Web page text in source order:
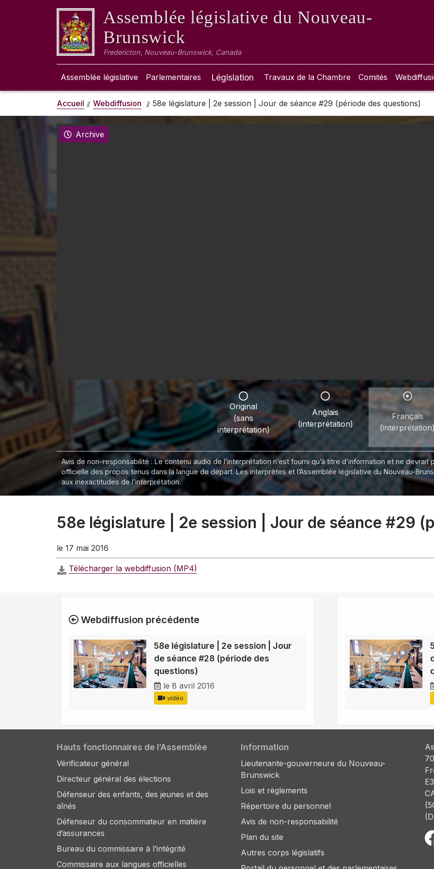
Assemblée législative du Nouveau-
Brunswick
Fredericton, Nouveau-Brunswick, Canada
Assemblée législative Parlementaires Législation Travaux de la Chambre Comités
Accueil Webdiffusion 58e législature | 2e session | Jour de séance #29 (période des questions)
Archive
Original
(sans
interprétation)
Anglais
(interprétation)
Français
Avis de non-responsabilité : Le contenu audio de l’interprétation n’est fourni qu’à titre d’information et ne
officielle des propos tenus dans la langue de départ. Les interprètes et l’Assemblée législative du Nouveau-
aux inexactitudes de l’interprétation.
58e législature | 2e session | Jour de séance #29
le 17 mai 2016
Télécharger la webdiffusion (MP4)
Webdiffusion précédente
58e législature | 2e session | Jour
de séance #28 (période des
questions)
le 8 avril 2016
vidéo
Hauts fonctionnaires de l’Assemblée
Vérificateur général
Directeur général des élections
Défenseur des enfants, des jeunes et des
aînés
Défenseur du consommateur en matière
d’assurances
Bureau du commissaire à l’intégrité
Commissaire aux langues officielles
Information
Lieutenante-gouverneure du Nouveau-
Brunswick
Lois et règlements
Répertoire du personnel
Avis de non-responsabilité
Plan du site
Autres corps législatifs